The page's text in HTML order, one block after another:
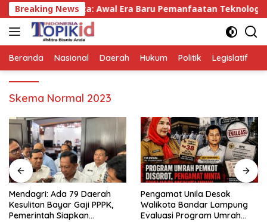
Langsung
ke
konten
Breaking News
Mirza: Awal Era Baru Pemanfaatan Teknologi
Beranda Nasional Daerah Hukum Politik Legislatif
Skema Normal 2023
Mendagri: Ada 79 Daerah
Kesulitan Bayar Gaji PPPK,
Pemerintah Siapkan
Pengamat Unila Desak
Walikota Bandar Lampung
Evaluasi Program Umrah